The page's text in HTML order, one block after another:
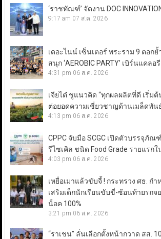
‘ราชทัณฑ์’ จัดงาน DOC
9:17 am 07 ส.ค. 2026
เดอะไนน์ เซ็นเตอร์ พระราม 9 ตอก
สนุก ‘AEROBIC PARTY’ เบิร์นแคล
4:31 pm 06 ส.ค. 2026
เจียไต๋ ชูแนวคิด “ทุกผลผลิตที่ดี เริ่ม
ต่อยอดความเชี่ยวชาญด้านเมล็ดพัน
4:13 pm 06 ส.ค. 2026
CPPC จับมือ SCGC เปิดตัวบรรจุภัณ
รีไซเคิล ชนิด Food Grade รายแรก
4:03 pm 06 ส.ค. 2026
เหยื่อเมาแล้วขับจี้ ! กระทรวง ศธ. ก
เสริมเด็กนักเรียนขับขี่-ซ้อนท้ายรถจ
น็อค 100%
3:21 pm 06 ส.ค. 2026
“ราเชน” ลั่นเลือกตั้งหน้ากวาด สส.